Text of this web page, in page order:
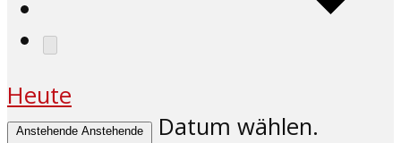
Heute
Anstehende Anstehende Datum wählen.